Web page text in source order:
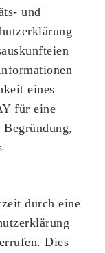
und
eines
für eine
durch eine
Dies